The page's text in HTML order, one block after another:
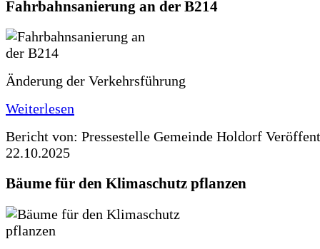
Fahrbahnsanierung an der B214
Änderung der Verkehrsführung
Weiterlesen
Bericht von: Pressestelle Gemeinde Holdorf
22.10.2025
Bäume für den Klimaschutz pflanzen